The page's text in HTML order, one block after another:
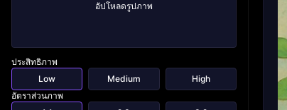
อัปโหลดรูปภาพ
ประสิทธิภาพ
Low
Medium
High
อัตราส่วนภาพ